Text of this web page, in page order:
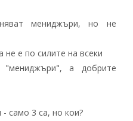
мениджъри, но не
е по силите на всеки
а добрите
само 3 са, но кои?